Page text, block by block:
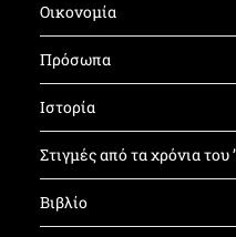
Οικονομία
Πρόσωπα
Ιστορία
Στιγμές από τα χρόνια του
Βιβλίο